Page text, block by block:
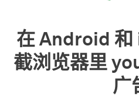
在 Android 和
截浏览器里
广